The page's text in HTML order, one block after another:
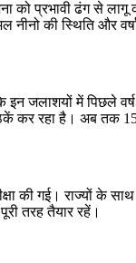
प्रभावी ढंग से
की स्थिति और
जलाशयों में पिछले
रहा है। अब तक 15
की गई। राज्यों के
तरह तैयार रहें।